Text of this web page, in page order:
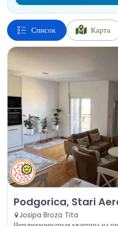
Список Карта
Продажа - Квартира
Podgorica, Stari
Josipa Broza Tita